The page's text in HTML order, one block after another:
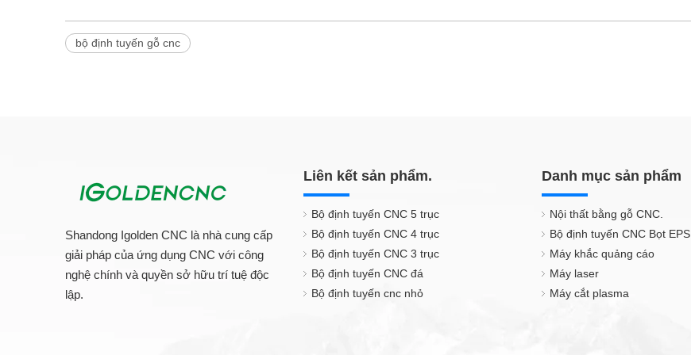
bộ định tuyến gỗ cnc
Shandong Igolden CNC là nhà cung cấp
giải pháp của ứng dụng CNC với công
nghệ chính và quyền sở hữu trí tuệ độc
lập.
Liên kết sản phẩm.
Bộ định tuyến CNC 5 trục
Bộ định tuyến CNC 4 trục
Bộ định tuyến CNC 3 trục
Bộ định tuyến CNC đá
Bộ định tuyến cnc nhỏ
Danh mục sản phẩm
Nội thất bằng gỗ CNC.
Bộ định tuyến CNC Bọt EPS
Máy khắc quảng cáo
Máy laser
Máy cắt plasma